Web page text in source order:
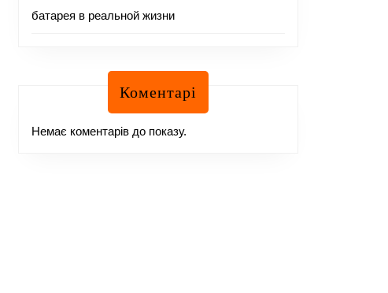
батарея в реальной жизни
Коментарі
Немає коментарів до показу.